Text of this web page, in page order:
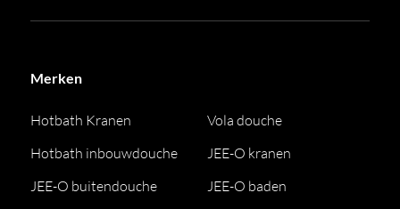
Merken
Hotbath Kranen
Hotbath inbouwdouche
JEE-O buitendouche
Vola douche
JEE-O kranen
JEE-O baden